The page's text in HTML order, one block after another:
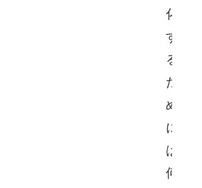
化
す
る
た
め
に
は
何